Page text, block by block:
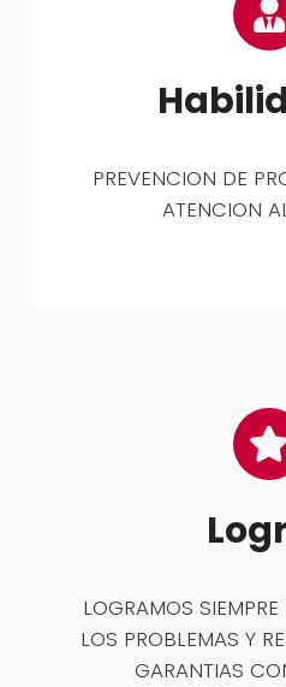
PREVENCION DE
ATENCION
LOGRAMOS
LOS PROBLEMAS Y
GARANTIAS